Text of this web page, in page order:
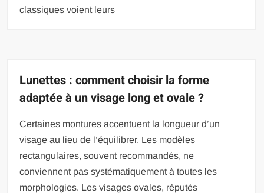
classiques voient leurs
Lunettes : comment choisir la forme
adaptée à un visage long et ovale ?
Certaines montures accentuent la longueur d’un
visage au lieu de l’équilibrer. Les modèles
rectangulaires, souvent recommandés, ne
conviennent pas systématiquement à toutes les
morphologies. Les visages ovales, réputés